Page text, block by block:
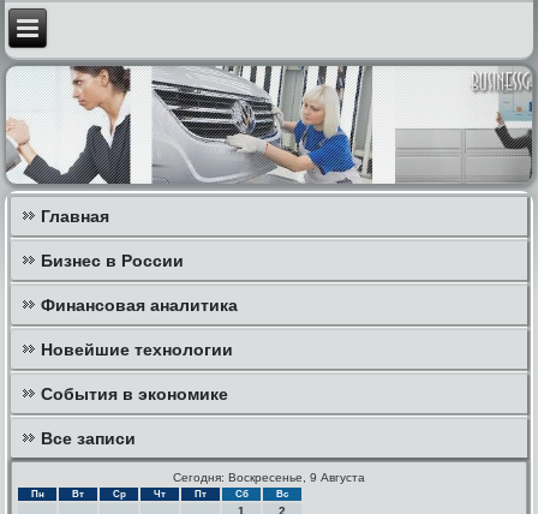
Главная
Бизнес в России
Финансовая аналитика
Новейшие технологии
События в экономике
Все записи
Сегодня: Воскресенье, 9 Августа
Пн Вт Ср Чт Пт Сб Вс
1
2